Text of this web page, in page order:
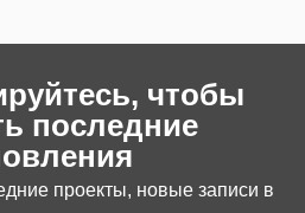
чтобы
последние
проекты, новые записи в